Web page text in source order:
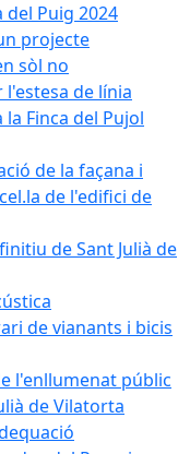
Puig 2024
projecte
sòl no
de línia
Finca del Pujol
de la façana i
de l'edifici de
de Sant Julià de
de vianants i bicis
l'enllumenat públic
de Vilatorta